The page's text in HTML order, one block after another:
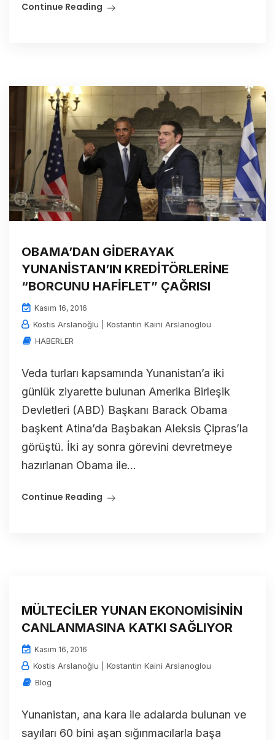
Continue Reading
OBAMA’DAN GİDERAYAK
YUNANİSTAN’IN KREDİTÖRLERİNE
“BORCUNU HAFİFLET” ÇAĞRISI
Kasım 16, 2016
Kostis Arslanoğlu | Kostantin Kaini Arslanoglou
HABERLER
Veda turları kapsamında Yunanistan’a iki
günlük ziyarette bulunan Amerika Birleşik
Devletleri (ABD) Başkanı Barack Obama
başkent Atina’da Başbakan Aleksis Çipras’la
görüştü. İki ay sonra görevini devretmeye
hazırlanan Obama ile...
Continue Reading
MÜLTECİLER YUNAN EKONOMİSİNİN
CANLANMASINA KATKI SAĞLIYOR
Kasım 16, 2016
Kostis Arslanoğlu | Kostantin Kaini Arslanoglou
Blog
Yunanistan, ana kara ile adalarda bulunan ve
sayıları 60 bini aşan sığınmacılarla başa